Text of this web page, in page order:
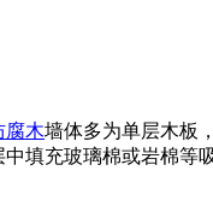
腐木墙体多为单层木板
填充玻璃棉或岩棉等